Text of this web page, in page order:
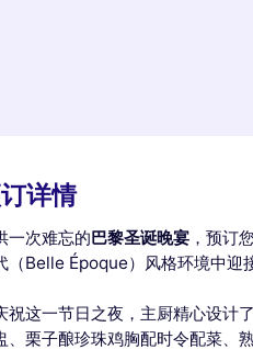
详情
一次难忘的巴黎圣诞晚宴 ，预订
（Belle Époque）风格环境中迎
祝这一节日之夜，主厨精心设计
、栗子酿珍珠鸡胸配时令配菜、